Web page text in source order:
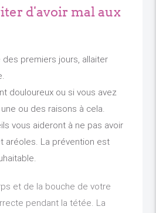
d'avoir mal aux
premiers jours, allaiter
douloureux ou si vous avez
ou des raisons à cela.
vous aideront à ne pas avoir
aréoles. La prévention est
et de la bouche de votre
pendant la tétée. La